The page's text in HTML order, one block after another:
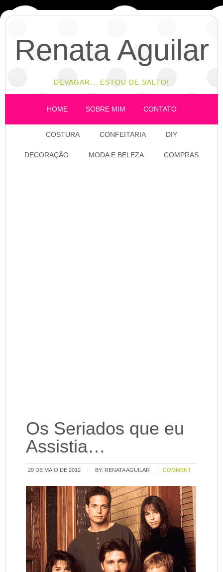
Renata Aguilar
DEVAGAR... ESTOU DE SALTO!
HOME SOBRE MIM CONTATO
COSTURA CONFEITARIA DIY
DECORAÇÃO MODA E BELEZA COMPRAS
Os Seriados que eu
Assistia…
29 DE MAIO DE 2012 BY: RENATA AGUILAR COMMENT